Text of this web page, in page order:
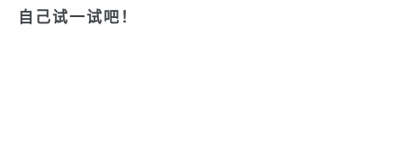
自己试一试吧！